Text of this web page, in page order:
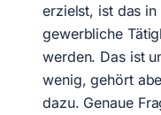
erzielst, ist das
gewerbliche
werden. Das ist
wenig, gehört
dazu. Genaue